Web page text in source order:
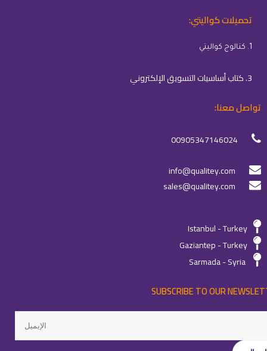
تحميلات كواليتي:
1. كتالوج كواليتي
3. كتاب أساسيات التسويق الإلكتروني
تواصل معنا:
00905347146024
info@qualitey.com
sales@qualitey.com
Istanbul - Turkey
Gaziantep - Turkey
Sarmada - Syria
SUBSCRIBE TO OUR